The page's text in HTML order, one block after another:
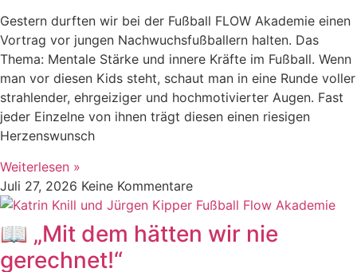
Gestern durften wir bei der Fußball FLOW Akademie einen
Vortrag vor jungen Nachwuchsfußballern halten. Das
Thema: Mentale Stärke und innere Kräfte im Fußball. Wenn
man vor diesen Kids steht, schaut man in eine Runde voller
strahlender, ehrgeiziger und hochmotivierter Augen. Fast
jeder Einzelne von ihnen trägt diesen einen riesigen
Herzenswunsch
Weiterlesen »
Juli 27, 2026 Keine Kommentare
📖 „Mit dem hätten wir nie
gerechnet!“